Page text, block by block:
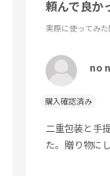
頼んで良か
実際に使ってみた
no
購入確認済み
二重包装と手
た。贈り物に